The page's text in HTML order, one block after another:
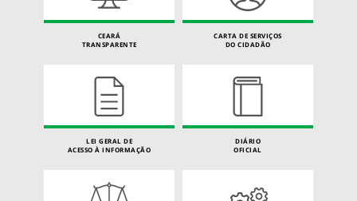
CEARÁ
TRANSPARENTE
CARTA DE SERVIÇOS
DO CIDADÃO
LEI GERAL DE
ACESSO À INFORMAÇÃO
DIÁRIO
OFICIAL